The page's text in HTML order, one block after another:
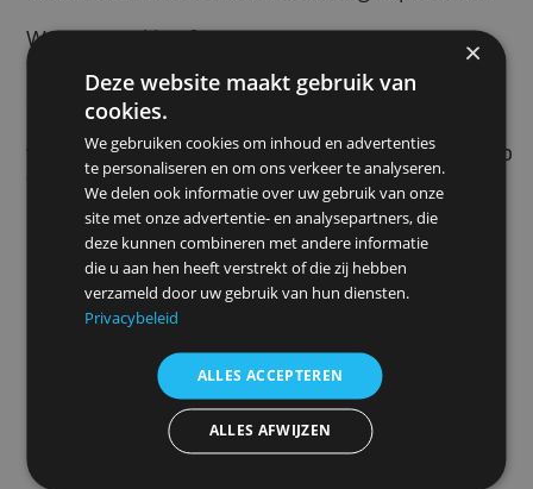
important role. Without them, using the
would be a much more frustrating
We use cookies for many purposes. We use
them, for example, to remember your safe
search preferences, to make the ads you
more relevant to you, to count how many
visitors we receive to a page, to help you
for our services, to protect your data, or to
remember your
Advertenties personaliseren
Deze website maakt gebruik van
cookies.
We gebruiken cookies om inhoud en advertenties
te personaliseren en om ons verkeer te analyseren.
We delen ook informatie over uw gebruik van onze
deze kunnen combineren met andere informatie
die u aan hen heeft verstrekt of die zij hebben
verzameld door uw gebruik van hun diensten.
Privacybeleid